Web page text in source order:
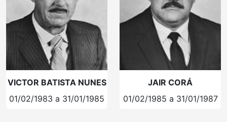
VICTOR BATISTA NUNES
01/02/1983 a 31/01/1985
JAIR CORÁ
01/02/1985 a 31/01/1987